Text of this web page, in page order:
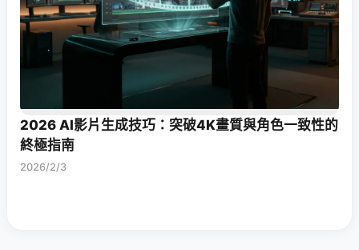
2026 AI影片生成技巧：突破4K畫質與角色一致性的
終極指南
2026/2/3